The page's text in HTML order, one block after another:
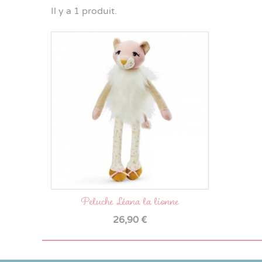
Tortue
Il y a 1 produit.
Peluche Léana la lionne
Prix
26,90 €